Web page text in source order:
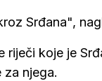
Srđana",
koje je
za njega.